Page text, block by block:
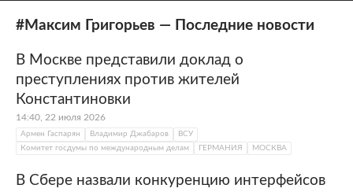
#Максим Григорьев — Последние новости
В Москве представили доклад о
преступлениях против жителей
Константиновки
14:40, 22 июля 2026
Армен Гаспарян Владимир Джабаров
ВСУ
Комитет госдумы по международным делам
ГЕРМАНИЯ МОСКВА
В Сбере назвали конкуренцию интерфейсов